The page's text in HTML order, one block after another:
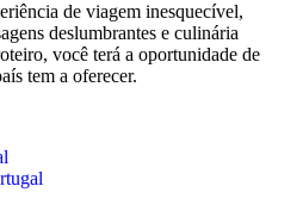
de viagem inesquecível,
deslumbrantes e culinária
você terá a oportunidade de
tem a oferecer.